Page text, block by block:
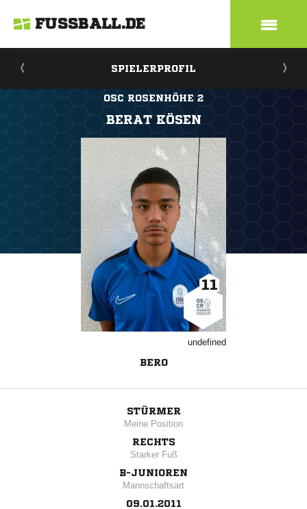
FUSSBALL.DE
SPIELERPROFIL
OSC ROSENHÖHE 2
BERAT KÖSEN
undefined
11
BERO
STÜRMER
Meine Position
RECHTS
Starker Fuß
B-JUNIOREN
Mannschaftsart
09.01.2011